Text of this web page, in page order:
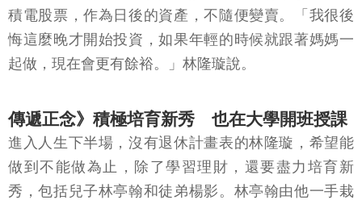
積電股票，作為日後的資產，不隨便變賣。「我很後
悔這麼晚才開始投資，如果年輕的時候就跟著媽媽一
起做，現在會更有餘裕。」林隆璇說。
傳遞正念》積極培育新秀 也在大學開班授課
進入人生下半場，沒有退休計畫表的林隆璇，希望能
做到不能做為止，除了學習理財，還要盡力培育新
秀，包括兒子林亭翰和徒弟楊影。林亭翰由他一手栽